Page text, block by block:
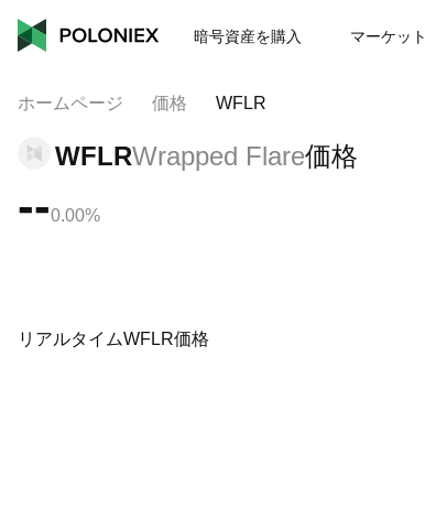
暗号資産を購入 マーケット
ホームページ 価格 WFLR
WFLRWrapped Flare価格
--0.00%
リアルタイムWFLR価格